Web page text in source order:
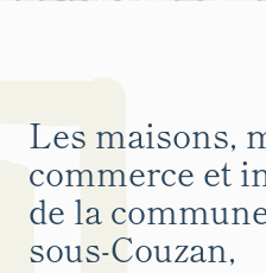
Les maisons,
commerce et
de la
sous-Couzan,